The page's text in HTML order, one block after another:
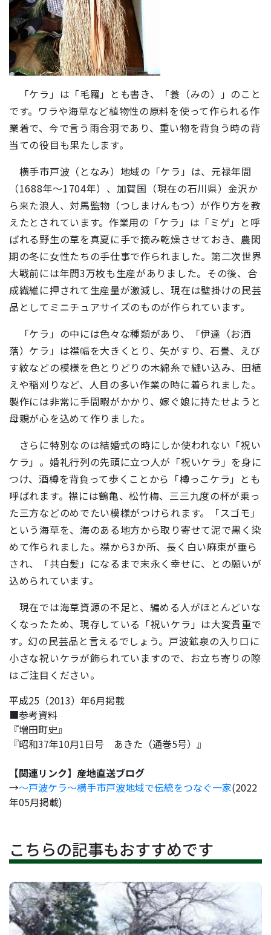
「ケラ」は「毛羅」とも書き、「蓑（みの）」のこと
です。ワラや海草など植物性の原料を使って作られる作
業着で、今で言う雨合羽であり、重い物を背負う時の背
当ての役目も果たします。
横手市戸波（となみ）地域の「ケラ」は、元禄年間
（1688年～1704年）、加賀国（現在の石川県）金沢か
ら来た浪人、対馬監物（つしまけんもつ）が作り方を教
えたとされています。作業用の「ケラ」は「ミゲ」と呼
ばれる野生の草を真夏に手で摘み乾燥させておき、農閑
期の冬に女性たちの手仕事で作られました。第二次世界
大戦前には年間3万枚も生産がありました。その後、合
成繊維に押されて生産量が激減し、現在は壁掛けの民芸
品としてミニチュアサイズのものが作られています。
「ケラ」の中には色々な種類があり、「伊達（お洒
落）ケラ」は襟幅を大きくとり、矢がすり、石畳、えび
す紋などの模様を色とりどりの木綿糸で縫い込み、田植
えや稲刈りなど、人目の多い作業の時に着られました。
製作には非常に手間暇がかかり、嫁ぐ娘に持たせようと
母親が心を込めて作りました。
さらに特別なのは結婚式の時にしか使われない「祝い
ケラ」。婚礼行列の先頭に立つ人が「祝いケラ」を身に
つけ、酒樽を背負って歩くことから「樽っこケラ」とも
呼ばれます。襟には鶴亀、松竹梅、三三九度の杯が乗っ
た三方などのめでたい模様がつけられます。「スゴモ」
という海草を、海のある地方から取り寄せて泥で黒く染
めて作られました。襟から3か所、長く白い麻束が垂ら
され、「共白髪」になるまで末永く幸せに、との願いが
込められています。
現在では海草資源の不足と、編める人がほとんどいな
くなったため、現存している「祝いケラ」は大変貴重で
す。幻の民芸品と言えるでしょう。戸波鉱泉の入り口に
小さな祝いケラが飾られていますので、お立ち寄りの際
はご注目ください。
平成25（2013）年6月掲載
■参考資料
『増田町史』
『昭和37年10月1日号 あきた（通巻5号）』
【関連リンク】産地直送ブログ
→～戸波ケラ～横手市戸波地域で伝統をつなぐ一家(2022
年05月掲載)
こちらの記事もおすすめです